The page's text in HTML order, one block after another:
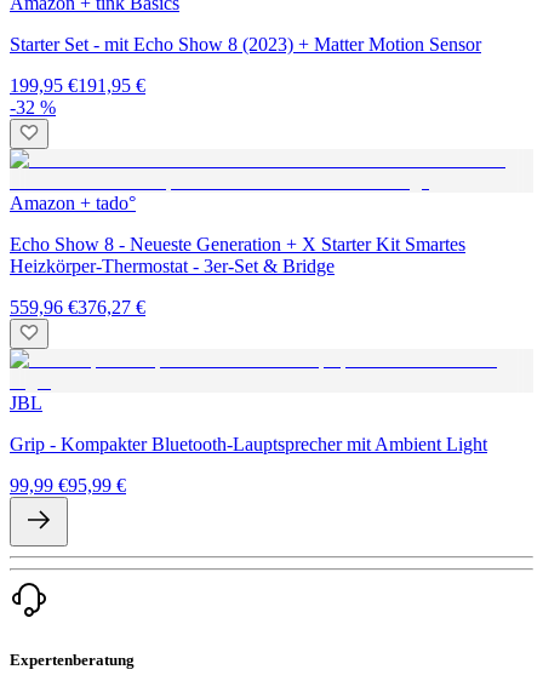
Starter Set - mit Echo Show 8 (2023) + Matter Motion Sensor
199,95 €191,95 €
-32 %
Amazon + tado°
Echo Show 8 - Neueste Generation + X Starter Kit Smartes
Heizkörper-Thermostat - 3er-Set & Bridge
559,96 €376,27 €
JBL
Grip - Kompakter Bluetooth-Lauptsprecher mit Ambient Light
99,99 €95,99 €
Expertenberatung